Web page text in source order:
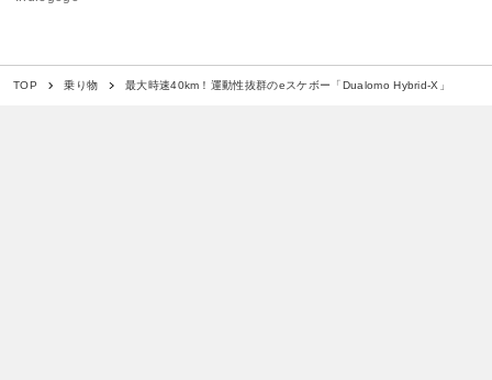
TOP 乗り物 最大時速40km！運動性抜群のeスケボー「Dualomo Hybrid-X」